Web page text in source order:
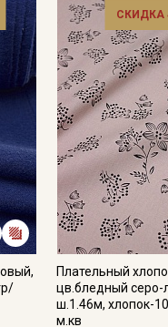
СКИДКА
Плательный
цв.бледный серо-
ш.1.46м, хлопок-
м.кв